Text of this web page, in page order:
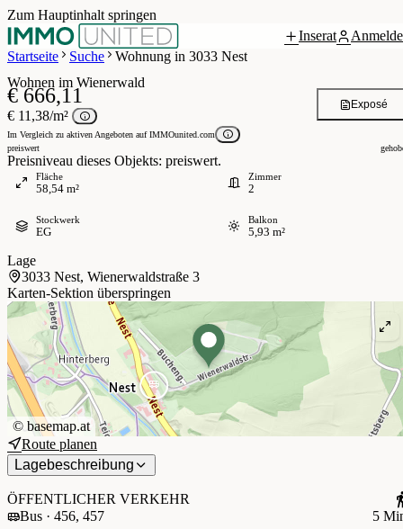
Zum Hauptinhalt springen
Inserat
Startseite
Suche Wohnung in 3033 Nest
/ 12
Wohnen im Wienerwald
€ 666,11
€ 11,38/m²
Im Vergleich zu aktiven Angeboten auf IMMOunited.com
preiswert
Preisniveau dieses Objekts: preiswert.
Exposé
Fläche
58,54 m²
Zimmer
2
Stockwerk
EG
Balkon
5,93 m²
Lage
3033 Nest, Wienerwaldstraße 3
Karten-Sektion überspringen
© basemap.at
Route planen
Lagebeschreibung
ÖFFENTLICHER VERKEHR
Bus · 456, 457
5